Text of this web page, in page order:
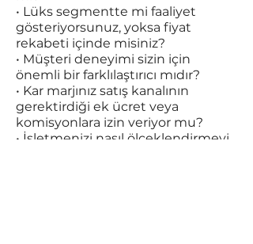
• Lüks segmentte mi faaliyet
gösteriyorsunuz, yoksa fiyat
rekabeti içinde misiniz?
• Müşteri deneyimi sizin için
önemli bir farklılaştırıcı mıdır?
• Kar marjınız satış kanalının
gerektirdiği ek ücret veya
komisyonlara izin veriyor mu?
• İşletmenizi nasıl ölçeklendirmeyi